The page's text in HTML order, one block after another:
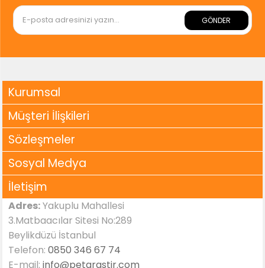
GÖNDER
Kurumsal
Müşteri İlişkileri
Sözleşmeler
Sosyal Medya
İletişim
Adres:Yakuplu Mahallesi
3.Matbaacılar Sitesi No:289
Beylikdüzü İstanbul
Telefon:0850 346 67 74
E-mail:info@petarastir.com